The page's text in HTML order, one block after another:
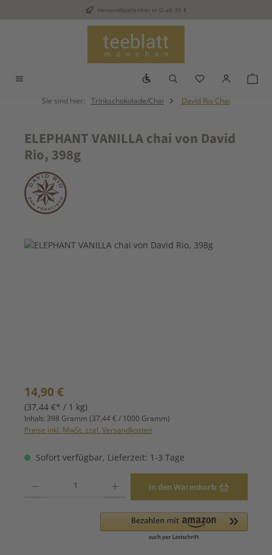
Zum Hauptinhalt springenVersandkostenfrei in D ab 35 €
Werkzeugleiste anzeigen
Du hast 0
Sie sind hier: Trinkschokolade/Chai David Rio Chai
ELEPHANT VANILLA chai von David
Rio, 398g
Bildergalerie überspringen
Regulärer Preis:
14,90 €
(37,44 €* / 1 kg)
Inhalt: 398 Gramm (37,44 € / 1000 Gramm)
Preise inkl. MwSt. zzgl. Versandkosten
Sofort verfügbar, Lieferzeit: 1-3 Tage
In den Warenkorb